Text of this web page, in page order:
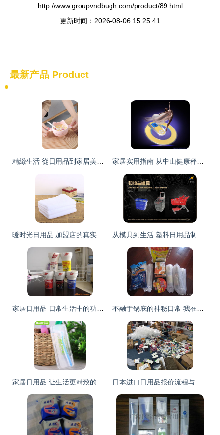
http://www.groupvndbugh.com/product/89.html
更新时间：2026-08-06 15:25:41
最新产品 Product